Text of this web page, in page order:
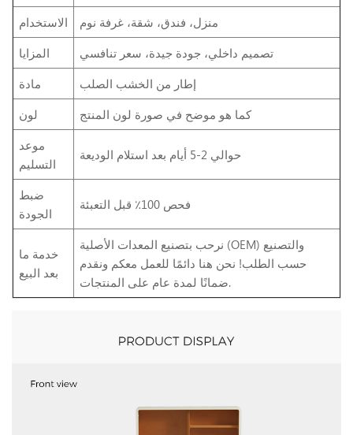
الاستخدام
منزل، فندق، شقة، غرفة نوم
المزايا
تصميم داخلي، جودة جيدة، سعر تنافسي
مادة
إطار من الخشب الصلب
لون
كما هو موضح في صورة لون المنتج
موعد
التسليم
حوالي 2-5 أيام بعد استلام الوديعة
ضبط
الجودة
فحص 100٪ قبل التعبئة
خدمة ما
بعد البيع
نرحب بتصنيع المعدات الأصلية (OEM) والتصنيع
حسب الطلب! نحن هنا دائمًا للعمل معكم ونقدم
ضمانًا لمدة عام على المنتجات.